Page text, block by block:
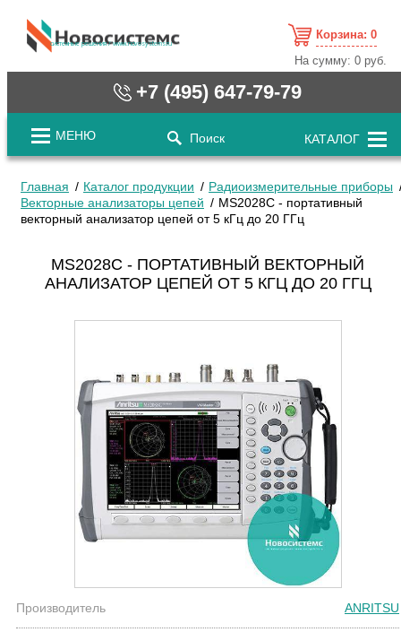
cистемные решения / www.novosystems.ru
Корзина: 0
На сумму:0 руб.
+7 (495) 647-79-79
МЕНЮ Поиск КАТАЛОГ
Главная Каталог продукции
Радиоизмерительные приборы
Векторные анализаторы цепей
MS2028C - портативный
векторный анализатор цепей от 5 кГц до 20 ГГц
MS2028C - ПОРТАТИВНЫЙ ВЕКТОРНЫЙ
АНАЛИЗАТОР ЦЕПЕЙ ОТ 5 КГЦ ДО 20 ГГЦ
Производитель ANRITSU